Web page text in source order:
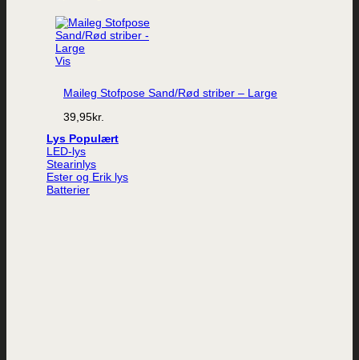
Vis
Maileg Stofpose Sand/Rød striber – Large
39,95kr.
Lys
LED-lys
Stearinlys
Ester og Erik lys
Batterier